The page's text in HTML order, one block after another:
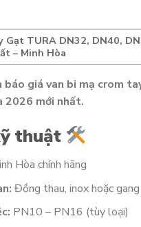
Gạt TURA DN32, DN40,
– Minh Hòa
báo giá van bi mạ crom
2026 mới nhất.
thuật
Hòa chính hãng
Đồng thau, inox hoặc
PN10 – PN16 (tùy loại)